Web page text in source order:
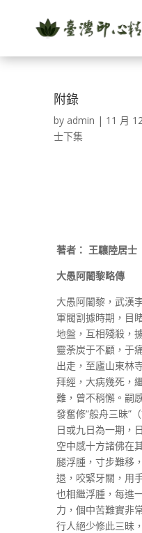
附錄
by admin | 11 月
士下集
著者： 王驤陸居士
大愚阿闍黎略傳
大愚阿闍黎，武漢
軍閥割據時期，目
地盤，互相殘殺，
靈荼炭于不顧，于
出走，至廬山東林
拜經，大病幾死，
難，曾不稍懈。嗣
發奮修“般舟三昧”
日或九日為一期，
空中感十方諸佛在
腿浮腫，寸步難移
退，咬緊牙關，用
也相繼浮腫，每進
力，個中苦難實非
行人絕少修此三昧